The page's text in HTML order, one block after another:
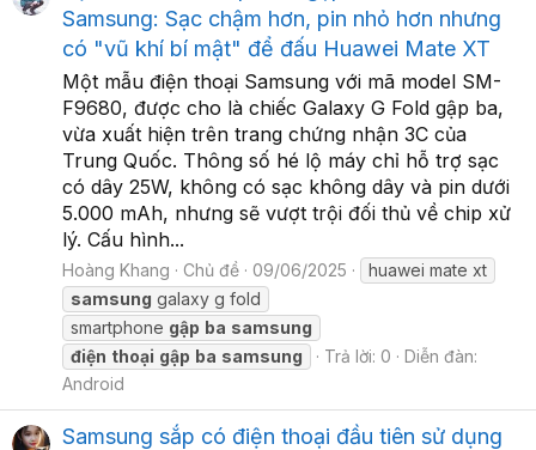
Samsung: Sạc chậm hơn, pin nhỏ hơn nhưng
có "vũ khí bí mật" để đấu Huawei Mate XT
Một mẫu điện thoại Samsung với mã model SM-
F9680, được cho là chiếc Galaxy G Fold gập ba,
vừa xuất hiện trên trang chứng nhận 3C của
Trung Quốc. Thông số hé lộ máy chỉ hỗ trợ sạc
có dây 25W, không có sạc không dây và pin dưới
5.000 mAh, nhưng sẽ vượt trội đối thủ về chip xử
lý. Cấu hình...
Hoàng Khang Chủ đề 09/06/2025
huawei mate xt
samsung galaxy g fold
smartphone gập ba samsung
điện thoại gập ba samsung Trả lời: 0
Diễn đàn:
Android
Samsung sắp có điện thoại đầu tiên sử dụng